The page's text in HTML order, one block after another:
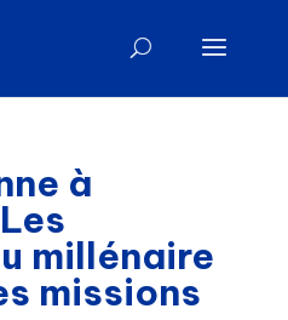
à
millénaire
missions